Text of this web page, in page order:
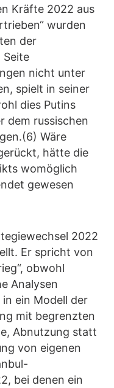
Kräfte 2022 aus
wurden
der
Seite
nicht unter
spielt in seiner
dies Putins
dem russischen
Wäre
hätte die
womöglich
gewesen
2022
Er spricht von
obwohl
Analysen
ein Modell der
mit begrenzten
Abnutzung statt
von eigenen
bei denen ein